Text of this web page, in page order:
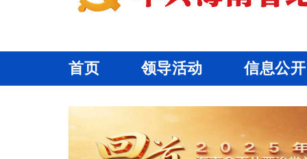
首页 领导活动 信息公开